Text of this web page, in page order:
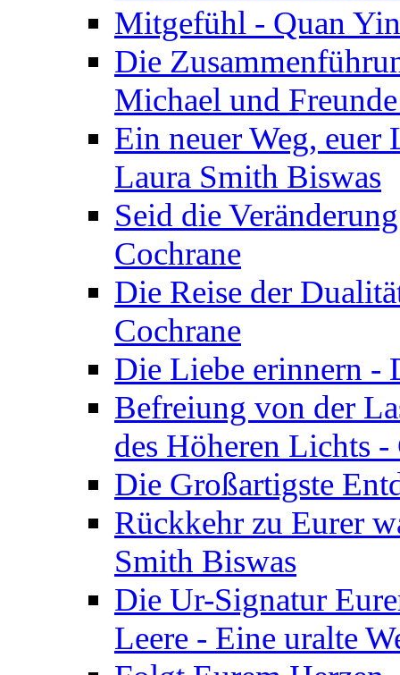
Mitgefühl - Quan
Die
Michael und
Ein neuer Weg, euer
Laura Smith Biswas
Seid die
Cochrane
Die Reise der
Cochrane
Die Liebe erinnern -
Befreiung von der
des Höheren Lichts
Die Großartigste
Rückkehr zu Eurer
Smith Biswas
Die Ur-Signatur
Leere - Eine uralte